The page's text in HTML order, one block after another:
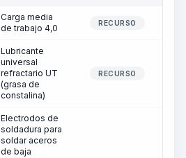
Carga media
de trabajo 4,0
RECURSO
Lubricante
universal
refractario UT
(grasa de
constalina)
RECURSO
Electrodos de
soldadura para
soldar aceros
de baja